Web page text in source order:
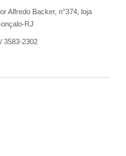
Alfredo Backer, n°374, loja
RJ
3583-2302